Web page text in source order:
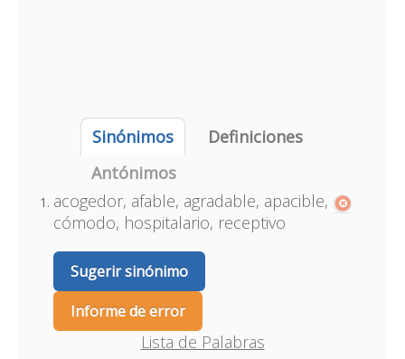
Sinónimos
Definiciones
Antónimos
acogedor, afable, agradable, apacible,
cómodo, hospitalario, receptivo
Sugerir sinónimo
Informe de error
Lista de Palabras